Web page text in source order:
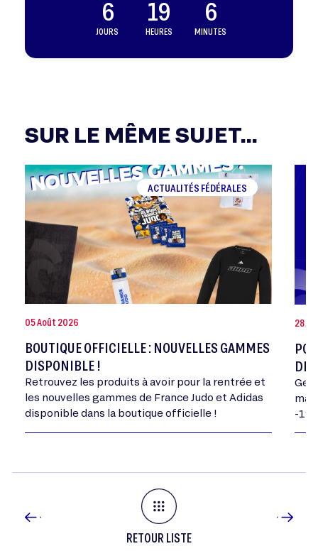
6
JOURS
19
HEURES
6
MINUTES
SUR LE MÊME SUJET...
ACTUALITÉS FÉDÉRALES
05 Août 2026
BOUTIQUE OFFICIELLE : NOUVELLES GAMMES
DISPONIBLE !
Retrouvez les produits à avoir pour la rentrée et
les nouvelles gammes de France Judo et Adidas
disponible dans la boutique officielle !
28
DE
-
RETOUR LISTE